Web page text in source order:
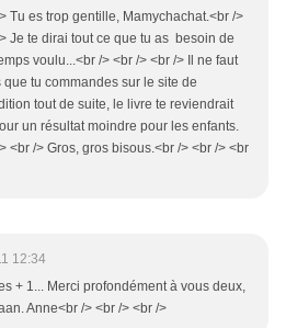
Tu es trop gentille, Mamychachat.<br />
Je te dirai tout ce que tu as besoin de
voulu...<br /> <br /> <br /> Il ne faut
que tu commandes sur le site de
tout de suite, le livre te reviendrait
un résultat moindre pour les enfants.
<br /> Gros, gros bisous.<br /> <br /> <br
12:34
+ 1... Merci profondément à vous deux,
Anne<br /> <br /> <br />